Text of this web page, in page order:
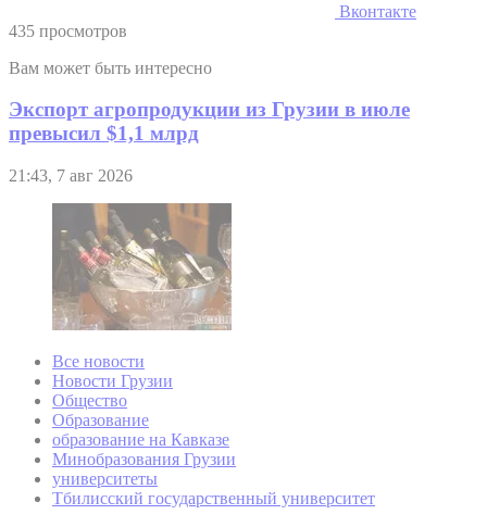
Вконтакте
435 просмотров
Вам может быть интересно
Экспорт агропродукции из Грузии в июле
превысил $1,1 млрд
21:43, 7 авг 2026
Все новости
Новости Грузии
Общество
Образование
образование на Кавказе
Минобразования Грузии
университеты
Тбилисский государственный университет